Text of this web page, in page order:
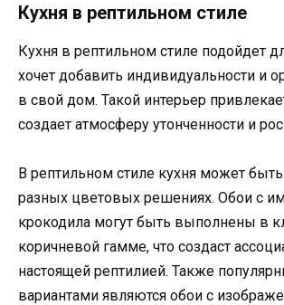
Кухня в рептильном стиле
Кухня в рептильном стиле подойдет
хочет добавить индивидуальности и
в свой дом. Такой интерьер
создает атмосферу утонченности и
В рептильном стиле кухня может
разных цветовых решениях. Обои с
крокодила могут быть выполнены в
коричневой гамме, что создаст
настоящей рептилией. Также
вариантами являются обои с